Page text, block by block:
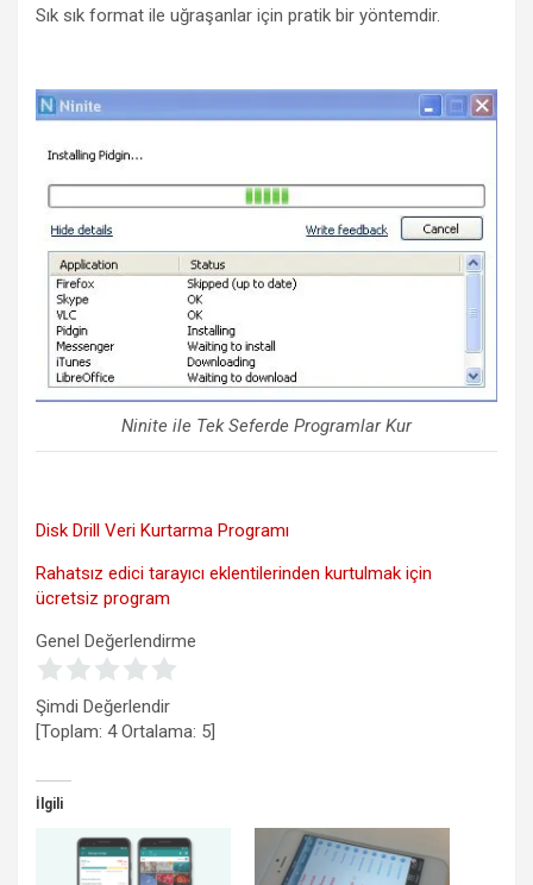
Sık sık format ile uğraşanlar için pratik bir yöntemdir.
Ninite ile Tek Seferde Programlar Kur
Disk Drill Veri Kurtarma Programı
Rahatsız edici tarayıcı eklentilerinden kurtulmak için
ücretsiz program
Genel Değerlendirme
Şimdi Değerlendir
[Toplam: 4Ortalama: 5]
İlgili